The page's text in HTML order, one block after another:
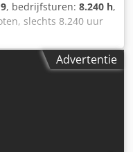
, bedrijfsturen: 8.240 h,
slechts 8.240 uur
ca. 195 kW /
Rijsnelheid ca. 5,3
tot 7,24 m Bereik
ca. 10,4 m
800 mm
Advertentie